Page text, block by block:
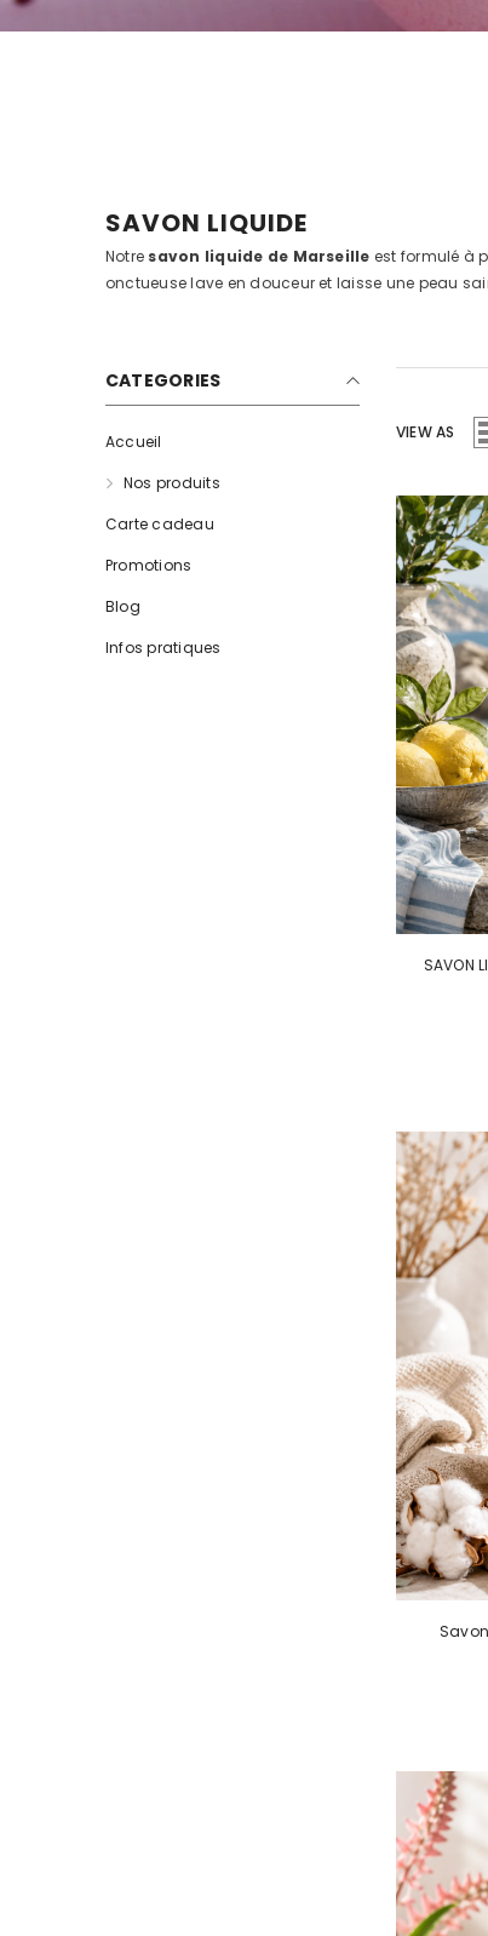
IGNORER ET PASSER AU CONTENU
SAVON LIQUIDE
Notre savon liquide de Marseille est formulé à
onctueuse lave en douceur et laisse une peau
CATEGORIES
Accueil
Nos produits
Carte cadeau
Promotions
Blog
Infos pratiques
VIEW AS
SAVON